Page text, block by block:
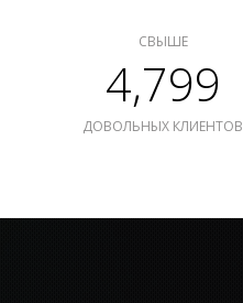
СВЫШЕ
4,799
ДОВОЛЬНЫХ КЛИЕНТОВ